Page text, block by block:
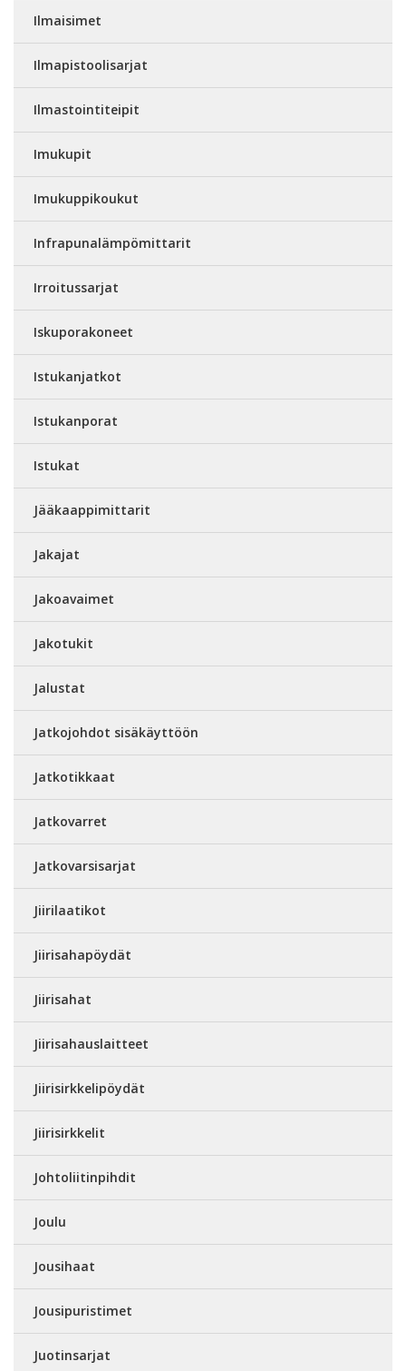
Ilmaisimet
Ilmapistoolisarjat
Ilmastointiteipit
Imukupit
Imukuppikoukut
Infrapunalämpömittarit
Irroitussarjat
Iskuporakoneet
Istukanjatkot
Istukanporat
Istukat
Jääkaappimittarit
Jakajat
Jakoavaimet
Jakotukit
Jalustat
Jatkojohdot sisäkäyttöön
Jatkotikkaat
Jatkovarret
Jatkovarsisarjat
Jiirilaatikot
Jiirisahapöydät
Jiirisahat
Jiirisahauslaitteet
Jiirisirkkelipöydät
Jiirisirkkelit
Johtoliitinpihdit
Joulu
Jousihaat
Jousipuristimet
Juotinsarjat